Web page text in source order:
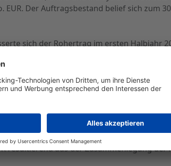
Der Auftragsbestand belief sich zum
sich der Rohertrag im ersten Halbjahr
aufgrund einzelner
im zweiten Quartal 2010 zu
Steuern (EBIT) verbesserte sich unter
HJ 2009: 0,2 Mio. EUR). Die Sondereffekte
APE in Höhe von Mio. 2,7 Mio. EUR
resultierend aus der Zusammenlegung